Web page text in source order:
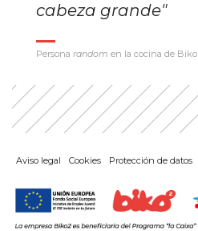
cabeza grande"
Persona random en la cocina de Biko
Aviso legal Cookies Protección de datos